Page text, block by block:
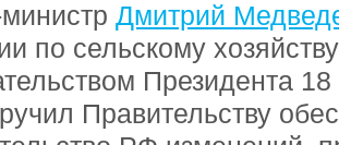
Дмитрий
по сельскому
Президента
Правительству